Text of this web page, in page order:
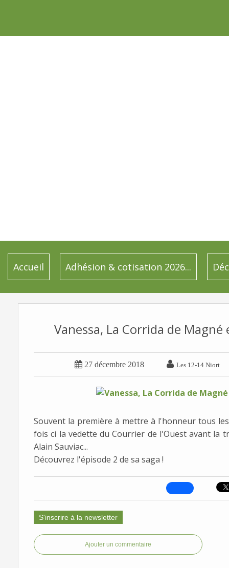
Accueil Adhésion & cotisation 2026...
Vanessa, La Corrida de
 27 décembre 2018  Les 12-14 Niort
Souvent la première à mettre à l'honneur tous
fois ci la vedette du Courrier de l'Ouest avant la
Alain Sauviac...
Découvrez l'épisode 2 de sa saga !
S'inscrire à la newsletter
Ajouter un commentaire